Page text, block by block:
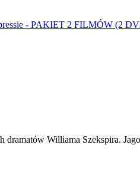
- PAKIET 2 FILMÓW (2
dramatów Williama Szekspira.